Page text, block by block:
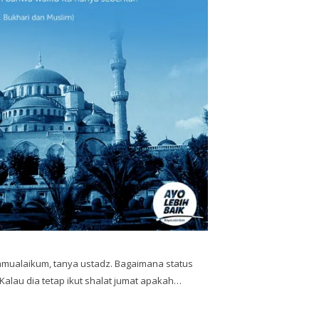
tanya ustadz. Bagaimana status
dia tetap ikut shalat jumat apakah…